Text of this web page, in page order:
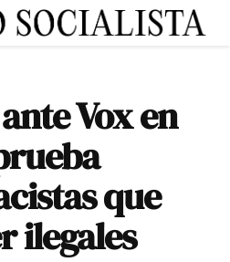
Vox en
que
ilegales